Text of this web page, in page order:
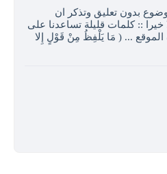
بدون تعليق وتذكر ان
خيرا :: كلمات قليلة تساعدنا على
الموقع ... ( مَا يَلْفِظُ مِنْ قَوْلٍ إِلا